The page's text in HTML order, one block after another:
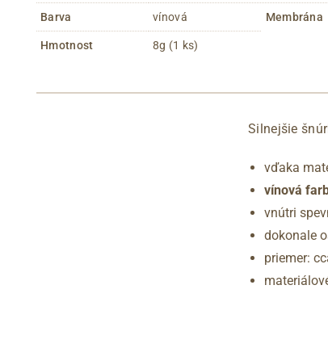
Barva vínová
Hmotnost 8g (1 ks)
Membrána
Silnejšie
vďaka
vínová
vnútri
dokonale
priemer: